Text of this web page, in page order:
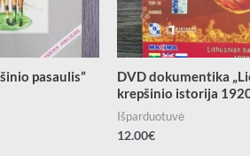
pasaulis”
DVD dokumentika
krepšinio istorija
Išparduotuvė
12.00€